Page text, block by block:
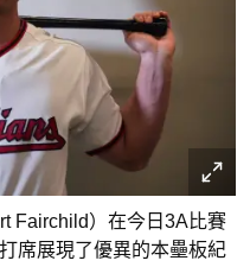
Fairchild）在今日3A比賽
席展現了優異的本壘板紀